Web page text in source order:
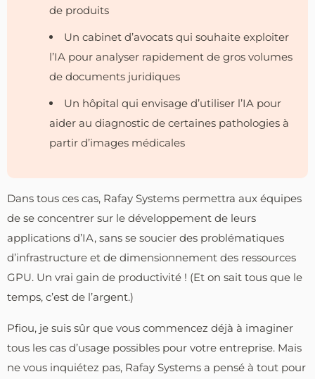
de produits
Un cabinet d’avocats qui souhaite exploiter
l’IA pour analyser rapidement de gros volumes
de documents juridiques
Un hôpital qui envisage d’utiliser l’IA pour
aider au diagnostic de certaines pathologies à
partir d’images médicales
Dans tous ces cas, Rafay Systems permettra aux équipes
de se concentrer sur le développement de leurs
applications d’IA, sans se soucier des problématiques
d’infrastructure et de dimensionnement des ressources
GPU. Un vrai gain de productivité ! (Et on sait tous que le
temps, c’est de l’argent.)
Pfiou, je suis sûr que vous commencez déjà à imaginer
tous les cas d’usage possibles pour votre entreprise. Mais
ne vous inquiétez pas, Rafay Systems a pensé à tout pour